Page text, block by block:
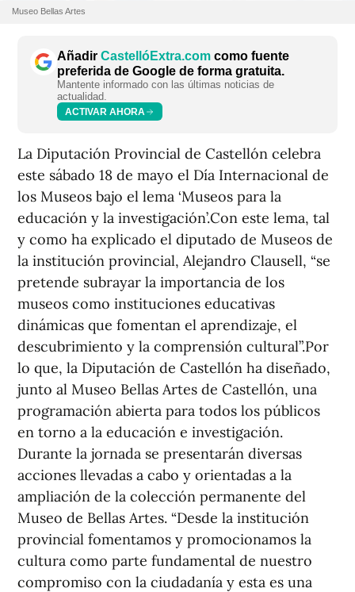
Museo Bellas Artes
Añadir CastellóExtra.com como fuente
preferida de Google de forma gratuita.
Mantente informado con las últimas noticias de
actualidad.
ACTIVAR AHORA
La Diputación Provincial de Castellón celebra
este sábado 18 de mayo el Día Internacional de
los Museos bajo el lema ‘Museos para la
educación y la investigación’.Con este lema, tal
y como ha explicado el diputado de Museos de
la institución provincial, Alejandro Clausell, “se
pretende subrayar la importancia de los
museos como instituciones educativas
dinámicas que fomentan el aprendizaje, el
descubrimiento y la comprensión cultural”.Por
lo que, la Diputación de Castellón ha diseñado,
junto al Museo Bellas Artes de Castellón, una
programación abierta para todos los públicos
en torno a la educación e investigación.
Durante la jornada se presentarán diversas
acciones llevadas a cabo y orientadas a la
ampliación de la colección permanente del
Museo de Bellas Artes. “Desde la institución
provincial fomentamos y promocionamos la
cultura como parte fundamental de nuestro
compromiso con la ciudadanía y esta es una